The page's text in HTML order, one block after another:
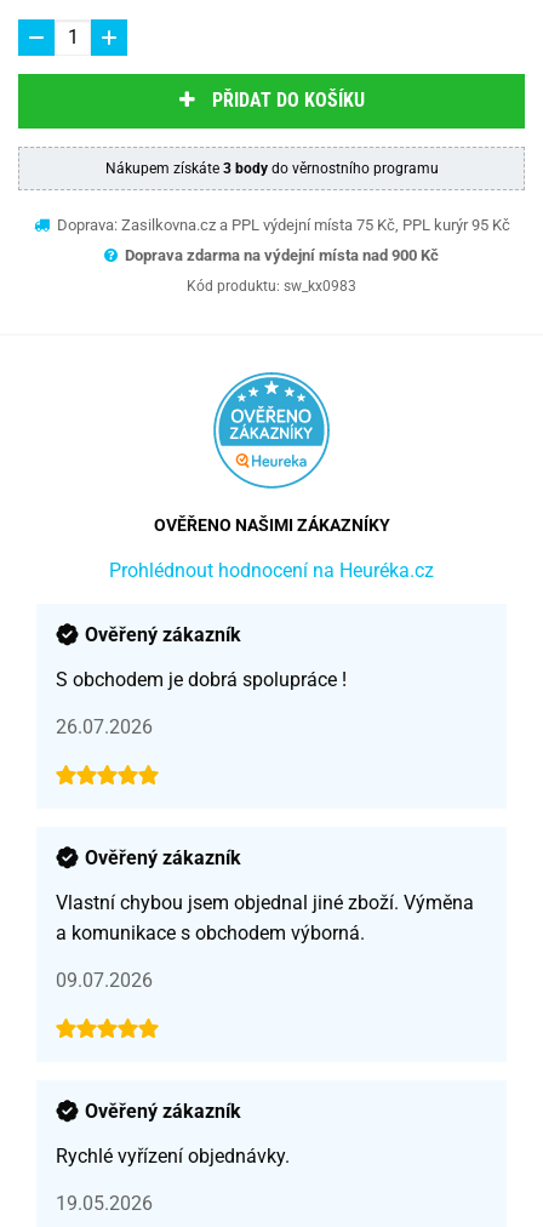
PŘIDAT DO KOŠÍKU
Nákupem získáte 3 bodydo věrnostního programu
Doprava: Zasilkovna.cz a PPL výdejní místa 75 Kč, PPL kurýr 95 Kč
Doprava zdarma na výdejní místa nad 900 Kč
Kód produktu: sw_kx0983
OVĚŘENO NAŠIMI ZÁKAZNÍKY
Prohlédnout hodnocení na Heuréka.cz
Ověřený zákazník
S obchodem je dobrá spolupráce !
26.07.2026
Ověřený zákazník
Vlastní chybou jsem objednal jiné zboží. Výměna
a komunikace s obchodem výborná.
09.07.2026
Ověřený zákazník
Rychlé vyřízení objednávky.
19.05.2026